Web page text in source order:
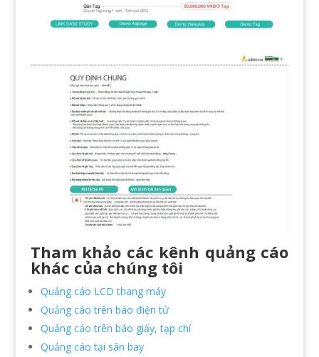
Tham khảo các kênh quảng cáo
khác của chúng tôi
Quảng cáo LCD thang máy
Quảng cáo trên báo điện tử
Quảng cáo trên báo giấy, tạp chí
Quảng cáo tại sân bay